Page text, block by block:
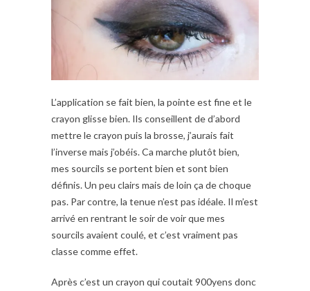
L’application se fait bien, la pointe est fine et le
crayon glisse bien. Ils conseillent de d’abord
mettre le crayon puis la brosse, j’aurais fait
l’inverse mais j’obéis. Ca marche plutôt bien,
mes sourcils se portent bien et sont bien
définis. Un peu clairs mais de loin ça de choque
pas. Par contre, la tenue n’est pas idéale. Il m’est
arrivé en rentrant le soir de voir que mes
sourcils avaient coulé, et c’est vraiment pas
classe comme effet.
Après c’est un crayon qui coutait 900yens donc